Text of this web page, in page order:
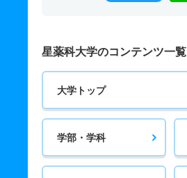
星薬科大学のコンテンツ一覧
大学トップ
学部・学科